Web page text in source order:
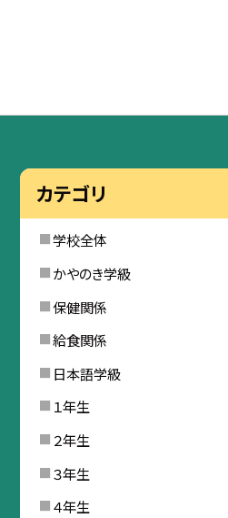
カテゴリ
学校全体
かやのき学級
保健関係
給食関係
日本語学級
１年生
２年生
３年生
４年生